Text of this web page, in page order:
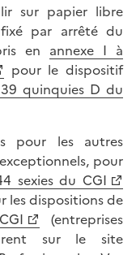
sur papier libre
par arrêté du
en annexe I à
pour le dispositif
quinquies D du
pour les autres
pour
sexies du CGI
les dispositions de
(entreprises
sur le site